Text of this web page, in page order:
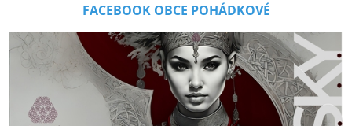
FACEBOOK OBCE POHÁDKOVÉ